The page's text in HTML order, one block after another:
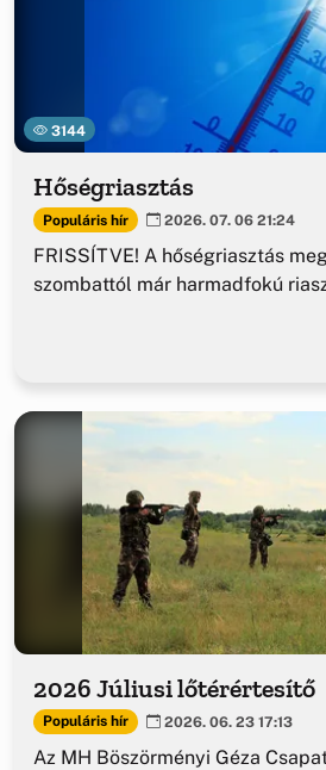
3144
Hőségriasztás
Populáris hír 2026. 07. 06 21:24
FRISSÍTVE! A hőségriasztás
szombattól már harmadfokú
2026 Júliusi lőtérértesítő
Populáris hír 2026. 06. 23 17:13
Az MH Böszörményi Géza